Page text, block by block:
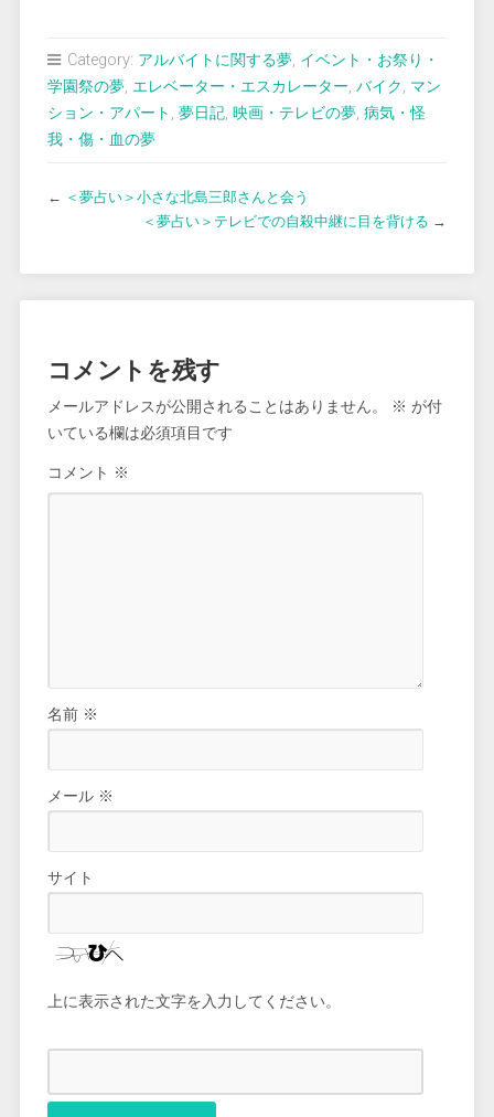
Category: アルバイトに関する夢, イベント・お祭り・
学園祭の夢, エレベーター・エスカレーター, バイク, マン
ション・アパート , 夢日記, 映画・テレビの夢, 病気・怪
我・傷・血の夢
← ＜夢占い＞小さな北島三郎さんと会う
＜夢占い＞テレビでの自殺中継に目を背ける →
コメントを残す
メールアドレスが公開されることはありません。 ※ が付
いている欄は必須項目です
コメント ※
名前 ※
メール ※
サイト
上に表示された文字を入力してください。